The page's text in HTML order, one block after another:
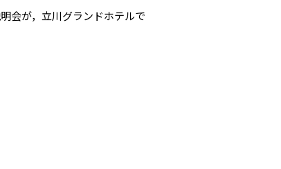
会が，立川グランドホテルで